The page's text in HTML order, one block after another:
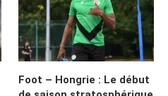
Foot – Hongrie : Le début